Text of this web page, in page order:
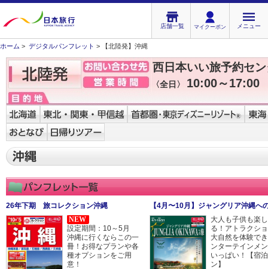
店舗一覧 マイクーポン メニュー
ホーム > デジタルパンフレット > 【北陸発】沖縄
西日本いい旅予約セ
〈全日〉 10:00～17:00
26年下期 旅コレクション沖縄
【4月〜10月】ジャングリア沖縄へ
NEW
設定期間：10～5月
沖縄に行くならこの一
冊！お得なプランや各
種オプションをご用
意！
大人も子供も楽
る！アトラクシ
大自然を体験で
ンターテインメ
いっぱい！【宿
ン】